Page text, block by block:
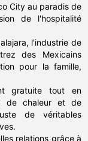
City au paradis de
de l'hospitalité
l'industrie de
des Mexicains
pour la famille,
gratuite tout en
de chaleur et de
de véritables
relations grâce à